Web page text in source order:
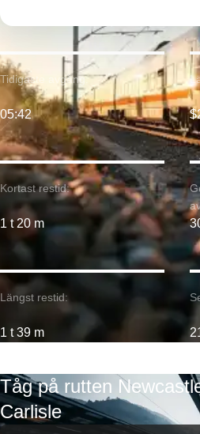
Kortast restid:
1 t 20 m
Tidigaste avgång:
05:42
Längst restid:
1 t 39 m
Tåg på rutten
Carlisle